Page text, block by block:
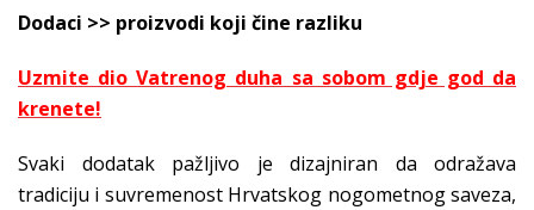
Dodaci >> proizvodi koji čine razliku
Uzmite dio Vatrenog duha sa sobom gdje god da
krenete!
Svaki dodatak pažljivo je dizajniran da odražava
tradiciju i suvremenost Hrvatskog nogometnog saveza,